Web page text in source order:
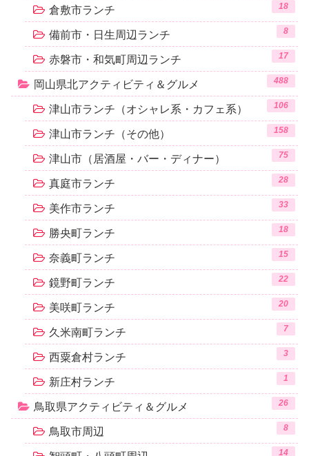
倉敷市ランチ 18
備前市・日生周辺ランチ 8
赤磐市・和気町周辺ランチ 17
岡山県北アクティビティ＆グルメ 488
津山市ランチ（オシャレ系・カフェ系） 106
津山市ランチ（その他） 158
津山市（居酒屋・バー・ディナー） 75
真庭市ランチ 28
美作市ランチ 33
勝央町ランチ 18
奈義町ランチ 15
鏡野町ランチ 22
美咲町ランチ 20
久米南町ランチ 7
西粟倉村ランチ 3
新庄村ランチ 1
鳥取県アクティビティ＆グルメ 26
鳥取市周辺 8
14